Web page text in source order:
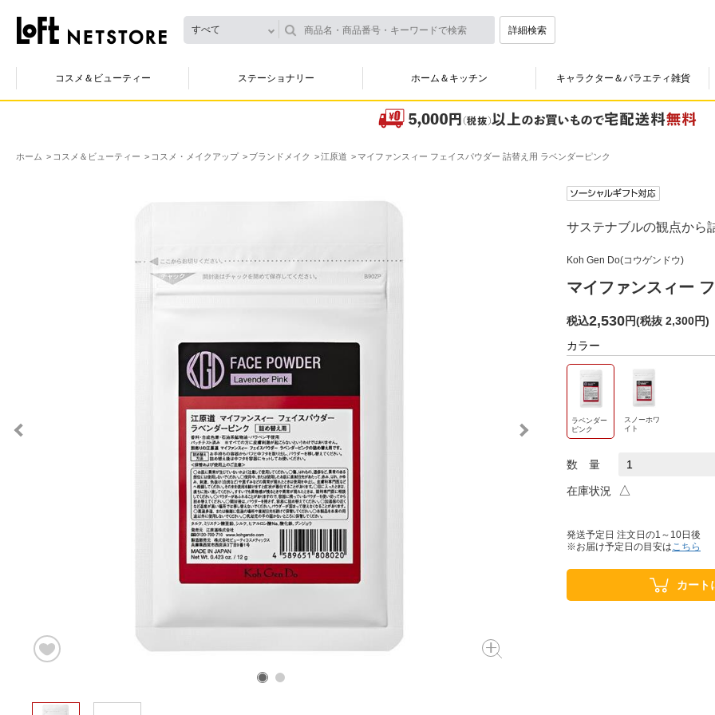
すべて 詳細検索
コスメ＆ビューティー ステーショナリー ホーム＆キッチン キャラクター＆バラエティ雑貨
ホーム コスメ＆ビューティー コスメ・メイクアップ ブランドメイク 江原道 マイファンスィー フェイスパウダー 詰替え用 ラベンダーピンク
サステナブルの観点から
Koh Gen Do(コウゲンドウ)
マイファンスィー
税込2,530円(税抜 2,300円)
カラー
ラベンダー
ピンク
スノーホワ
イト
数 量
在庫状況 △
発送予定日 注文日の1～10日後
※お届け予定日の目安はこちら
カート